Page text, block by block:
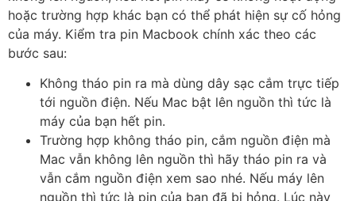
hoặc trường hợp khác bạn có thể phát hiện sự cố hỏng
của máy. Kiểm tra pin Macbook chính xác theo các
bước sau:
Không tháo pin ra mà dùng dây sạc cắm trực tiếp
tới nguồn điện. Nếu Mac bật lên nguồn thì tức là
máy của bạn hết pin.
Trường hợp không tháo pin, cắm nguồn điện mà
Mac vẫn không lên nguồn thì hãy tháo pin ra và
vẫn cắm nguồn điện xem sao nhé. Nếu máy lên
nguồn thì tức là pin của bạn đã bị hỏng. Lúc này